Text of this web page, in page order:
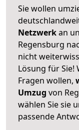
Sie wollen
Netzwerkan
Regensburg
nicht
Lösung für Sie!
Fragen wollen,
Umzug von
wählen Sie sie
passende